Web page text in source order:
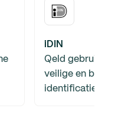
iDIN
Qeld gebruikt
veilige en